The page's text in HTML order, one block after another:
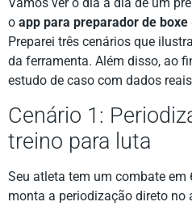
o app para preparador de boxe
Preparei três cenários que
da ferramenta. Além disso, ao
estudo de caso com dados
Cenário 1:
treino para luta
Seu atleta tem um combate em
monta a periodização direto no